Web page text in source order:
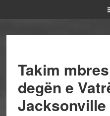
Takim
degën e
Jacksonville